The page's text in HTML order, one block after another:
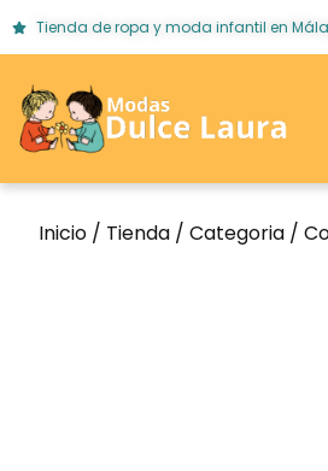
Tienda de ropa y moda infantil en
Inicio / Tienda / Categoria /